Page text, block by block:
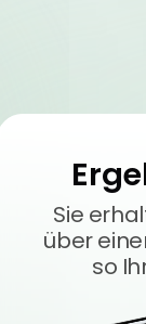
Sie
über
so